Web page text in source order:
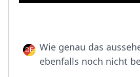
Wie genau das
ebenfalls noch nicht